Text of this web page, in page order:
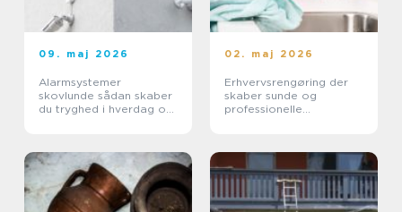
09. maj 2026
Alarmsystemer
skovlunde sådan skaber
du tryghed i hverdag og
02. maj 2026
Erhvervsrengøring der
skaber sunde og
professionelle